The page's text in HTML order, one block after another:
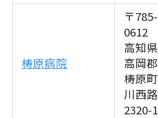
梼原病院
〒785-
0612
高知県
高岡郡
梼原町
川西路
2320-1